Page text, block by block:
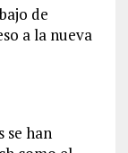
de
a la nueva
se han